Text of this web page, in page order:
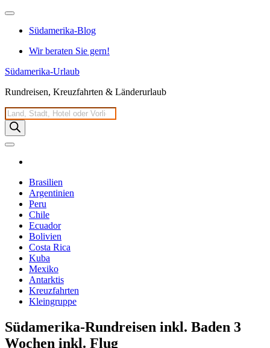
Zum
springenSüdamerika-Blog
Wir beraten Sie gern!
Südamerika-Urlaub
Rundreisen, Kreuzfahrten & Länderurlaub
Products
search
Brasilien
Argentinien
Peru
Chile
Ecuador
Bolivien
Costa Rica
Kuba
Mexiko
Antarktis
Kreuzfahrten
Kleingruppe
Südamerika-Rundreisen inkl. Baden 3
Wochen inkl. Flug